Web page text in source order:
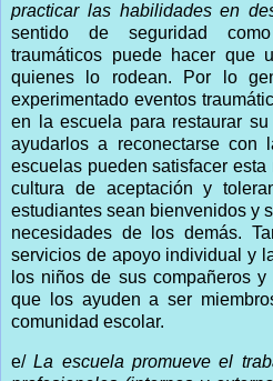
practicar las habilidades en
sentido de seguridad
traumáticos puede hacer que
quienes lo rodean. Por lo
experimentado eventos
en la escuela para restaurar
ayudarlos a reconectarse con
escuelas pueden satisfacer
cultura de aceptación y
estudiantes sean bienvenidos y
necesidades de los demás.
servicios de apoyo individual y
los niños de sus compañeros
que los ayuden a ser
comunidad escolar.
e/La escuela promueve el